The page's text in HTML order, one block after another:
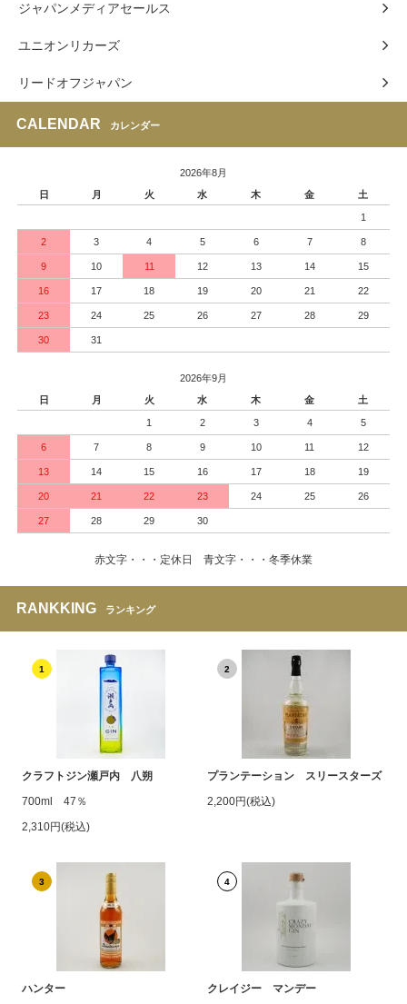
ジャパンメディアセールス
ユニオンリカーズ
リードオフジャパン
CALENDAR カレンダー
2026年8月
日
月 火 水 木 金 土
1
2 3 4 5 6 7 8
9 10 11 12 13 14 15
16 17 18 19 20 21 22
23 24 25 26 27 28 29
30 31
2026年9月
日
月 火 水 木 金 土
1 2 3 4 5
6 7 8 9 10 11 12
13 14 15 16 17 18 19
20 21 22 23 24 25 26
27 28 29 30
赤文字・・・定休日 青文字・・・冬季休業
RANKKING ランキング
1
クラフトジン瀬戸内 八朔
700ml 47％
2,310円(税込)
2
プランテーション スリースターズ
2,200円(税込)
3
ハンター
4
クレイジー マンデー